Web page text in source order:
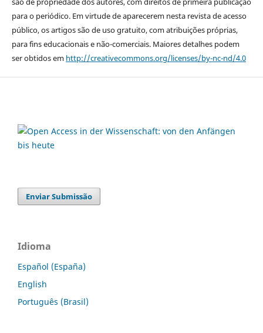
para o periódico. Em virtude de aparecerem nesta revista de acesso
público, os artigos são de uso gratuito, com atribuições próprias,
para fins educacionais e não-comerciais. Maiores detalhes podem
ser obtidos em http://creativecommons.org/licenses/by-nc-nd/4.0
Enviar Submissão
Idioma
Español (España)
English
Português (Brasil)